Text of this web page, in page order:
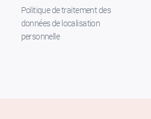
Politique de traitement des
données de localisation
personnelle